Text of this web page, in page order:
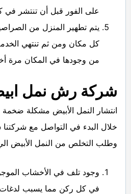
على الفور قبل أن تنتشر في
يتم تطهير المنزل من
كل مكان ومن ثم تنتهي
من وجودها في المكان مرة
شركة رش نمل
انتشار النمل الأبيض مشكلة ضخمة
خلال البدء في التواصل مع
وطلب التخلص من النمل الأبيض
وجود تلف في الأخشاب
في كل ركن مما يسبب